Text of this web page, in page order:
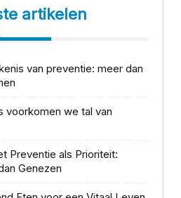
artikelen
van preventie: meer dan
voorkomen we tal van
Preventie als Prioriteit:
Genezen